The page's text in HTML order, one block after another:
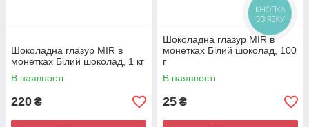
Шоколадна глазур MIR в
монетках Білий шоколад, 1 кг
В наявності
220 ₴
Шоколадна глазур MIR в
монетках Білий шоколад, 100
г
В наявності
25 ₴
КНОПКА
ЗВ'ЯЗКУ